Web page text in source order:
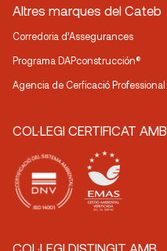
Altres marques del Cateb
Corredoria d’Assegurances
Programa DAPconstrucción®
Agencia de Cerficació Professional
COL·LEGI CERTIFICAT AMB
COL·LEGI DISTINGIT AMB